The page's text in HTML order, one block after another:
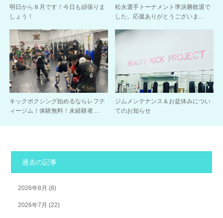
明日から８月です！今日も頑張りま
しょう！
松永選手トーナメント準決勝敗退で
した。応援ありがとうございま…
キックボクシング始めるならレフテ
ィージム！体験無料！未経験者…
ジムメンテナンス＆お盆休みについ
てのお知らせ
過去の記事
2026年8月 (8)
2026年7月 (22)